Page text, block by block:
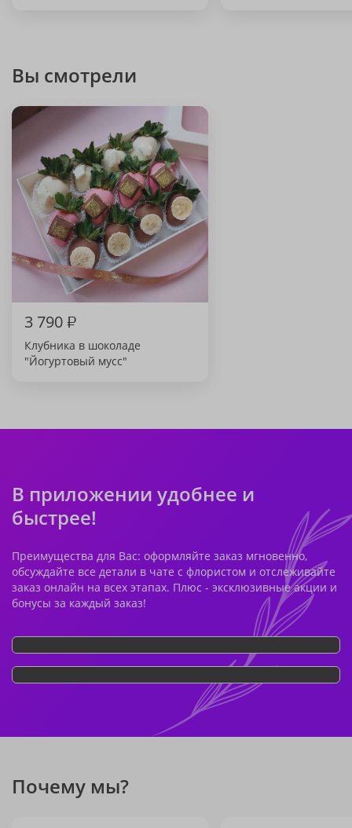
Вы смотрели
3 790₽
Клубника в шоколаде
"Йогуртовый мусс"
В приложении удобнее и
быстрее!
Преимущества для Вас: оформляйте заказ мгновенно,
обсуждайте все детали в чате с флористом и отслеживайте
заказ онлайн на всех этапах. Плюс - эксклюзивные акции и
бонусы за каждый заказ!
Почему мы?